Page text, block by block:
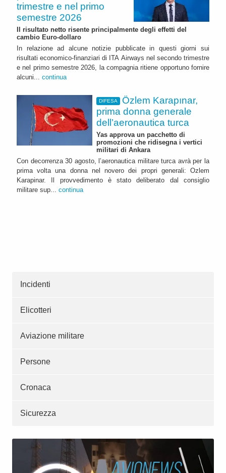
trimestre e nel primo
semestre 2026
Il risultato netto risente principalmente degli effetti del
cambio Euro-dollaro
In relazione ad alcune notizie pubblicate in questi giorni sui
risultati economico-finanziari di ITA Airways nel secondo trimestre
e nel primo semestre 2026, la compagnia ritiene opportuno fornire
alcuni... continua
DIFESA
Özlem Karapınar,
prima donna generale
dell’aeronautica turca
Yas approva un pacchetto di
promozioni che ridisegna i vertici
militari di Ankara
Con decorrenza 30 agosto, l’aeronautica militare turca avrà per la
prima volta una donna nel novero dei propri generali: Ozlem
Karapinar. Il provvedimento è stato deliberato dal consiglio
militare sup... continua
Incidenti
Elicotteri
Aviazione militare
Persone
Cronaca
Sicurezza